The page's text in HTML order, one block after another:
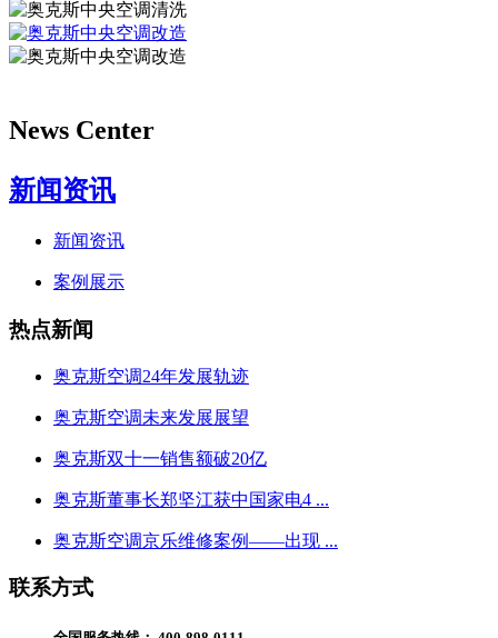
News Center
新闻资讯
新闻资讯
案例展示
热点新闻
奥克斯空调24年发展轨迹
奥克斯空调未来发展展望
奥克斯双十一销售额破20亿
奥克斯董事长郑坚江获中国家电4 ...
奥克斯空调京乐维修案例——出现 ...
联系方式